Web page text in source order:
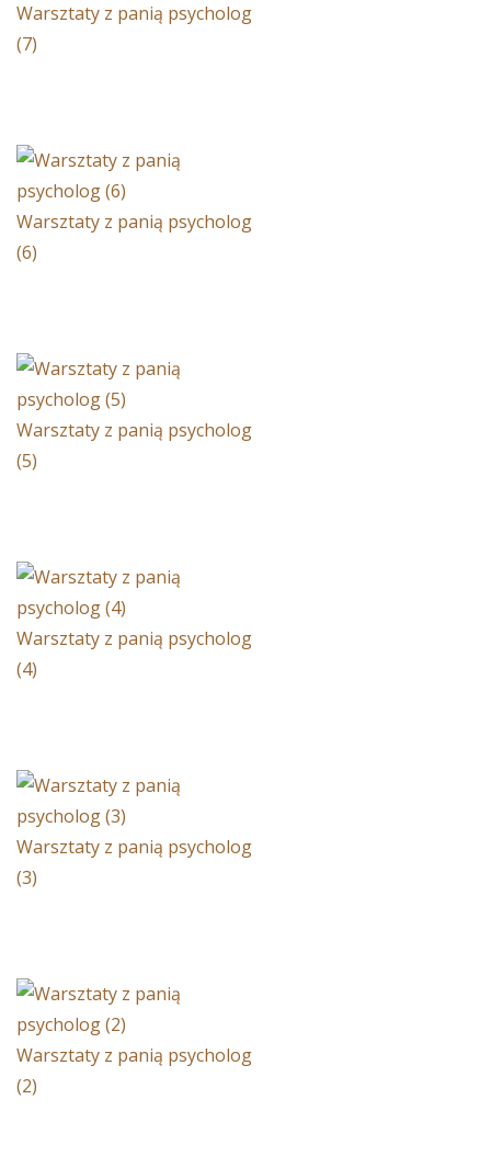
Warsztaty z panią psycholog
(7)
Warsztaty z panią psycholog
(6)
Warsztaty z panią psycholog
(5)
Warsztaty z panią psycholog
(4)
Warsztaty z panią psycholog
(3)
Warsztaty z panią psycholog
(2)